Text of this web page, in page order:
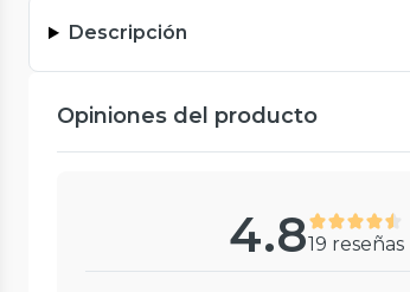
Descripción
Opiniones del producto
4.819 reseñas